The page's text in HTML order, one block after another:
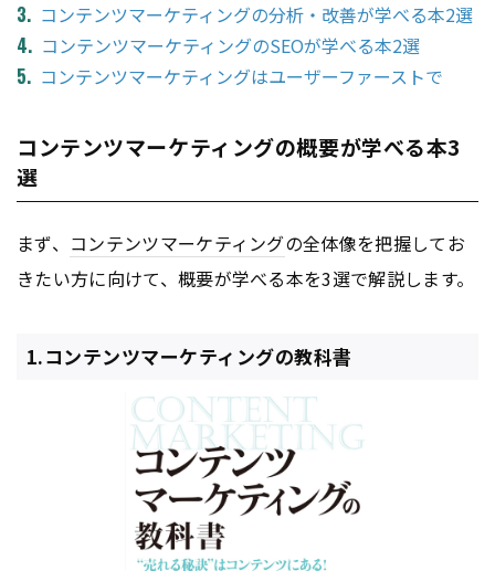
コンテンツマーケティングの分析・改善が学べる本2選
コンテンツマーケティングのSEOが学べる本2選
コンテンツマーケティングはユーザーファーストで
コンテンツマーケティングの概要が学べる本3
選
まず、 コンテンツマーケティングの全体像を把握してお
きたい方に向けて、概要が学べる本を3選で解説します。
1.コンテンツマーケティングの教科書